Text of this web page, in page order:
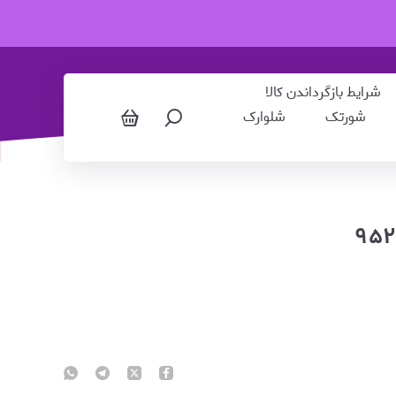
شرایط بازگرداندن کالا
شورتک
شلوارک